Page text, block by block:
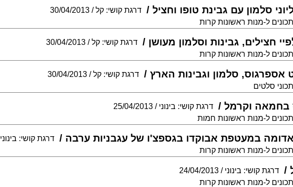
סלמון עם גבינת טופו וחציל דרגת קושי: קל
30/04/2013
ל-מנות ראשונות קרות
חצילים, גבינות וסלמון מעושן דרגת קושי: קל
30/04/2013
ל-מנות ראשונות קרות
אספרגוס, סלמון וגבינות הארץ דרגת קושי: קל
30/04/2013
סלטים
בחמאה וקרמל דרגת קושי: בינוני
25/04/2013
ל-מנות ראשונות חמות
במעטפת אבוקדו בגספצ'ו של עגבניות ערבה דרגת קושי: בינוני
ל-מנות ראשונות קרות
דרגת קושי: בינוני
24/04/2013
ל-מנות ראשונות קרות